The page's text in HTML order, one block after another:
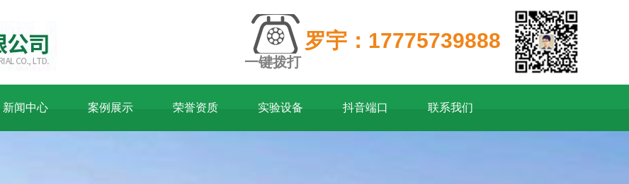
罗宇：17775739888
一键拨打
新闻中心 案例展示 荣誉资质 实验设备 抖音端口 联系我们